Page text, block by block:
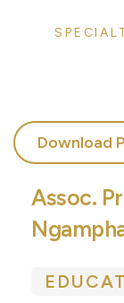
Download
Assoc.